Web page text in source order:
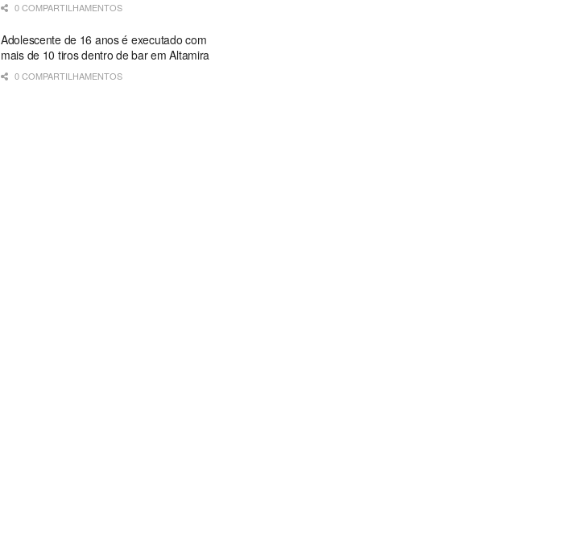
0 COMPARTILHAMENTOS
Adolescente de 16 anos é executado com
mais de 10 tiros dentro de bar em Altamira
0 COMPARTILHAMENTOS